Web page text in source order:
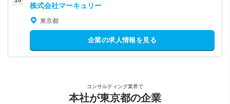
株式会社マーキュリー
東京都
企業の求人情報を見る
コンサルティング業界で
本社が東京都の企業